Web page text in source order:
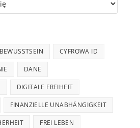
BEWUSSTSEIN CYFROWA ID
DANE
DIGITALE FREIHEIT
FINANZIELLE UNABHÄNGIGKEIT
FREI LEBEN